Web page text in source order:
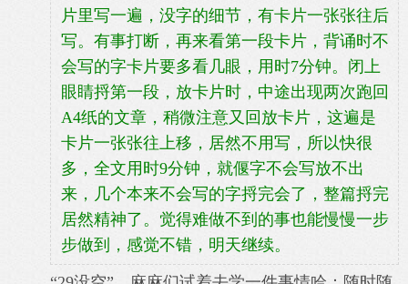
片里写一遍，没字的细节，有卡片一张张往后
写。有事打断，再来看第一段卡片，背诵时不
会写的字卡片要多看几眼，用时7分钟。闭上
眼睛捋第一段，放卡片时，中途出现两次跑回
A4纸的文章，稍微注意又回放卡片，这遍是
卡片一张张往上移，居然不用写，所以快很
多，全文用时9分钟，就偃字不会写放不出
来，几个本来不会写的字捋完会了，整篇捋完
居然精神了。觉得难做不到的事也能慢慢一步
步做到，感觉不错，明天继续。